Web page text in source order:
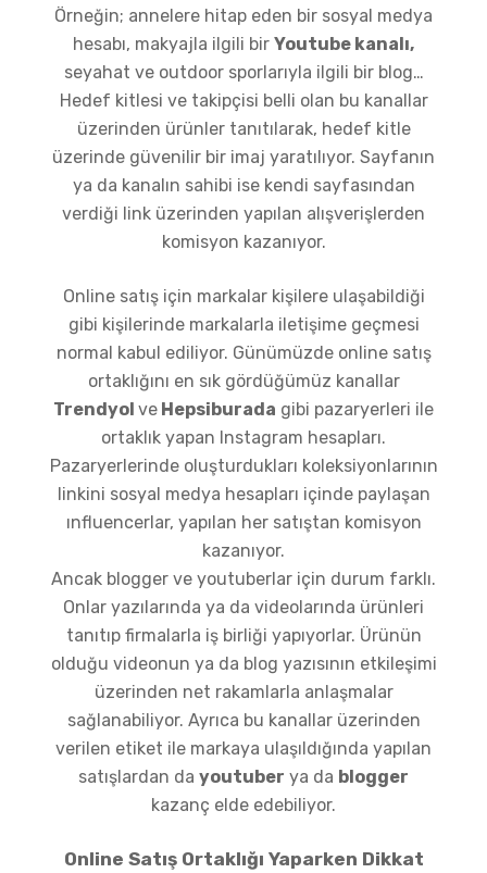
Örneğin; annelere hitap eden bir sosyal medya
hesabı, makyajla ilgili bir Youtube kanalı,
seyahat ve outdoor sporlarıyla ilgili bir blog…
Hedef kitlesi ve takipçisi belli olan bu kanallar
üzerinden ürünler tanıtılarak, hedef kitle
üzerinde güvenilir bir imaj yaratılıyor. Sayfanın
ya da kanalın sahibi ise kendi sayfasından
verdiği link üzerinden yapılan alışverişlerden
komisyon kazanıyor.
Online satış için markalar kişilere ulaşabildiği
gibi kişilerinde markalarla iletişime geçmesi
normal kabul ediliyor. Günümüzde online satış
ortaklığını en sık gördüğümüz kanallar
Trendyol ve Hepsiburada gibi pazaryerleri ile
ortaklık yapan Instagram hesapları.
Pazaryerlerinde oluşturdukları koleksiyonlarının
linkini sosyal medya hesapları içinde paylaşan
ınfluencerlar, yapılan her satıştan komisyon
kazanıyor.
Ancak blogger ve youtuberlar için durum farklı.
Onlar yazılarında ya da videolarında ürünleri
tanıtıp firmalarla iş birliği yapıyorlar. Ürünün
olduğu videonun ya da blog yazısının etkileşimi
üzerinden net rakamlarla anlaşmalar
sağlanabiliyor. Ayrıca bu kanallar üzerinden
verilen etiket ile markaya ulaşıldığında yapılan
satışlardan da youtuber ya da blogger
kazanç elde edebiliyor.
Online Satış Ortaklığı Yaparken Dikkat